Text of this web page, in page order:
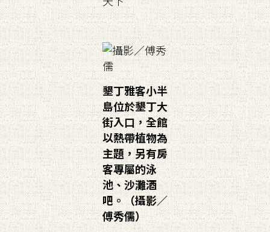
墾丁雅客小半
島位於墾丁大
街入口，全館
以熱帶植物為
主題，另有房
客專屬的泳
池、沙灘酒
吧。（攝影／
傅秀儒）